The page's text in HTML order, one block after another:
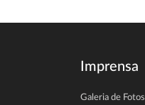
Imprensa
Galeria de Fotos